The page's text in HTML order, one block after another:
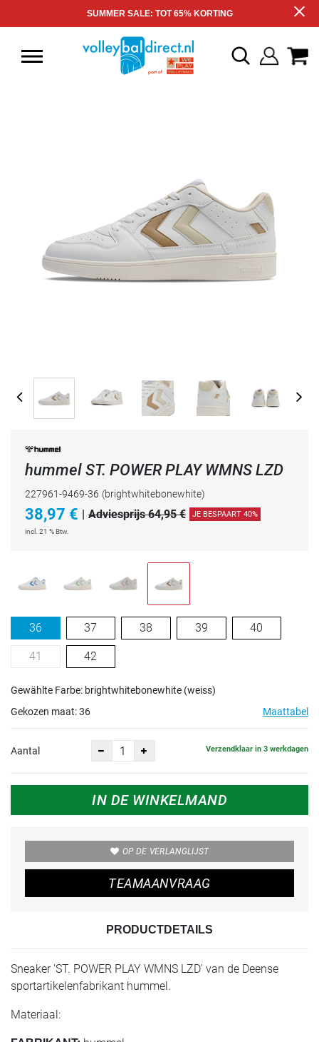
SUMMER SALE: TOT 65% KORTING
hummel ST. POWER PLAY WMNS LZD
227961-9469-36 (brightwhitebonewhite)
38,97 € | Adviesprijs 64,95 € JE BESPAART 40%
incl. 21 % Btw.
36 37 38 39 40
41 42
Gewählte Farbe: brightwhitebonewhite (weiss)
Gekozen maat:36 Maattabel
Aantal Verzendklaar in 3 werkdagen
IN DE WINKELMAND
OP DE VERLANGLIJST
TEAMAANVRAAG
PRODUCTDETAILS
Sneaker 'ST. POWER PLAY WMNS LZD' van de Deense
sportartikelenfabrikant hummel.
Materiaal: